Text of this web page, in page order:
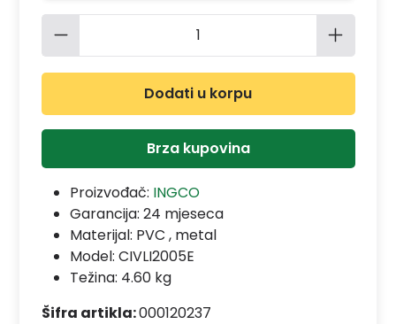
Količina proizvoda: Unesite
Dodati u korpu
Brza kupovina
Proizvođač: INGCO
Garancija: 24 mjeseca
Materijal: PVC , metal
Model: CIVLI2005E
Težina: 4.60 kg
Šifra artikla:000120237